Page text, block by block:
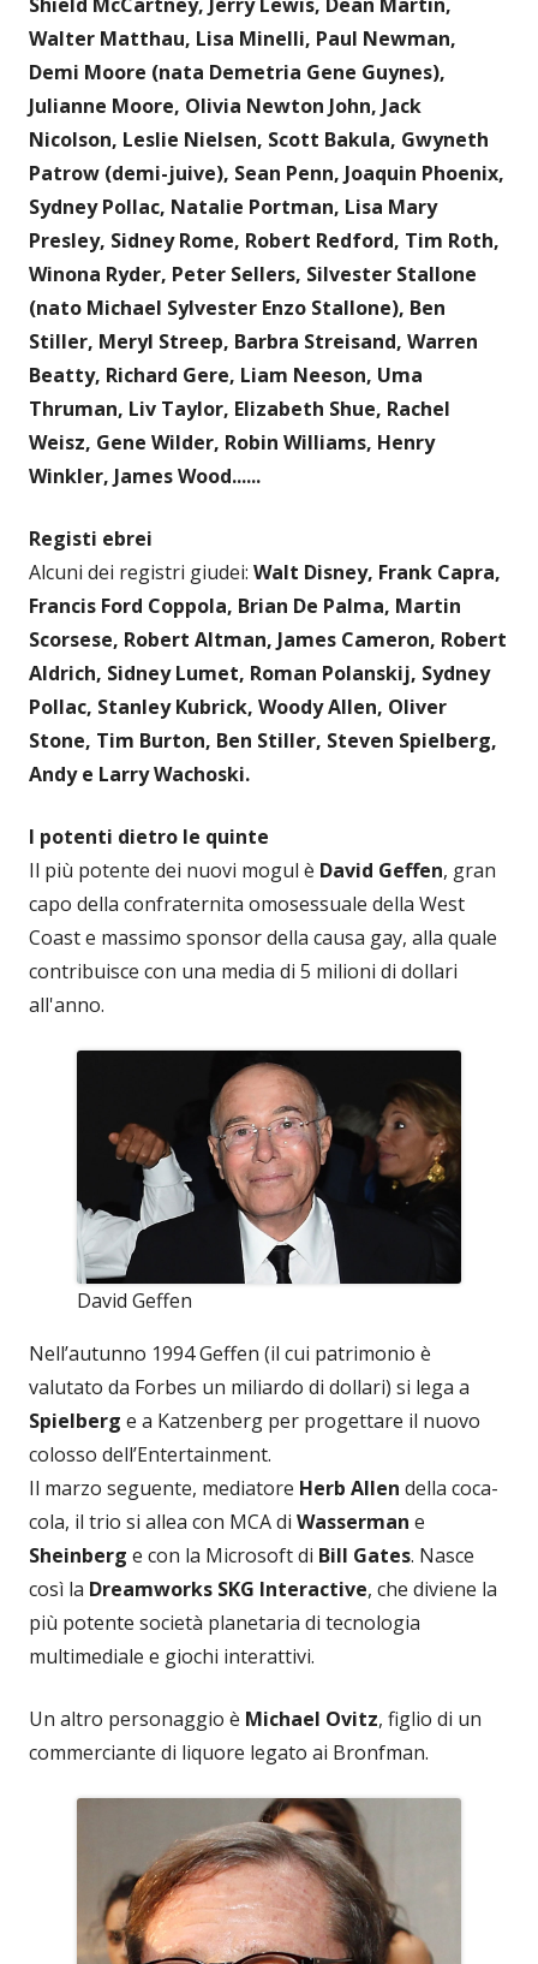
Walter Matthau, Lisa Minelli, Paul Newman,
Demi Moore (nata Demetria Gene Guynes),
Julianne Moore, Olivia Newton John, Jack
Nicolson, Leslie Nielsen, Scott Bakula, Gwyneth
Patrow (demi-juive), Sean Penn, Joaquin Phoenix,
Sydney Pollac, Natalie Portman, Lisa Mary
Presley, Sidney Rome, Robert Redford, Tim Roth,
Winona Ryder, Peter Sellers, Silvester Stallone
(nato Michael Sylvester Enzo Stallone), Ben
Stiller, Meryl Streep, Barbra Streisand, Warren
Beatty, Richard Gere, Liam Neeson, Uma
Thruman, Liv Taylor, Elizabeth Shue, Rachel
Weisz, Gene Wilder, Robin Williams, Henry
Winkler, James Wood......
Registi ebrei
Alcuni dei registri giudei: Walt Disney, Frank Capra,
Francis Ford Coppola, Brian De Palma, Martin
Scorsese, Robert Altman, James Cameron, Robert
Aldrich, Sidney Lumet, Roman Polanskij, Sydney
Pollac, Stanley Kubrick, Woody Allen, Oliver
Stone, Tim Burton, Ben Stiller, Steven Spielberg,
Andy e Larry Wachoski.
I potenti dietro le quinte
Il più potente dei nuovi mogul è David Geffen, gran
capo della confraternita omosessuale della West
Coast e massimo sponsor della causa gay, alla quale
contribuisce con una media di 5 milioni di dollari
all'anno.
David Geffen
Nell’autunno 1994 Geffen (il cui patrimonio è
valutato da Forbes un miliardo di dollari) si lega a
Spielberg e a Katzenberg per progettare il nuovo
colosso dell’Entertainment.
Il marzo seguente, mediatore Herb Allen della coca-
cola, il trio si allea con MCA di Wasserman e
Sheinberg e con la Microsoft di Bill Gates. Nasce
così la Dreamworks SKG Interactive, che diviene la
più potente società planetaria di tecnologia
multimediale e giochi interattivi.
Un altro personaggio è Michael Ovitz, figlio di un
commerciante di liquore legato ai Bronfman.